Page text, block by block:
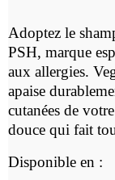
Adoptez le
PSH, marque
aux allergies.
apaise
cutanées de
douce qui fait
Disponible en :